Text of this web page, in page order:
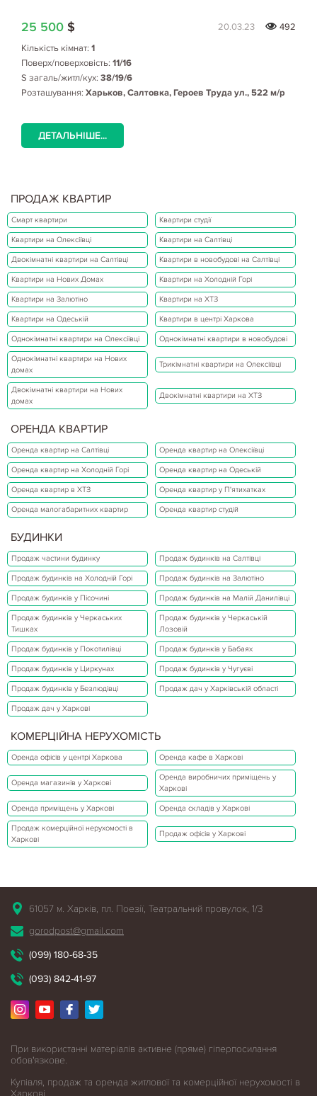
25 500 $ 20.03.23
492
Кількість кімнат: 1
Поверх/поверховість: 11/16
S загаль/житл/кух: 38/19/6
Розташування: Харьков, Салтовка, Героев Труда ул., 522 м/р
ДЕТАЛЬНІШЕ...
ПРОДАЖ КВАРТИР
Смарт квартири Квартири студії
Квартири на Олексіївці Квартири на Салтівці
Двокімнатні квартири на Салтівці Квартири в новобудові на Салтівці
Квартири на Нових Домах Квартири на Холодній Горі
Квартири на Залютіно Квартири на ХТЗ
Квартири на Одеській Квартири в центрі Харкова
Однокімнатні квартири на Олексіївці Однокімнатні квартири в новобудові
Однокімнатні квартири на Нових
домах
Трикімнатні квартири на Олексіївці
Двокімнатні квартири на Нових
домах
Двокімнатні квартири на ХТЗ
ОРЕНДА КВАРТИР
Оренда квартир на Салтівці Оренда квартир на Олексіївці
Оренда квартир на Холодній Горі Оренда квартир на Одеській
Оренда квартир в ХТЗ Оренда квартир у П'ятихатках
Оренда малогабаритних квартир Оренда квартир студій
БУДИНКИ
Продаж частини будинку Продаж будинків на Салтівці
Продаж будинків на Холодній Горі Продаж будинків на Залютіно
Продаж будинків у Пісочині Продаж будинків на Малій Данилівці
Продаж будинків у Черкаських
Тишках
Продаж будинків у Черкаській
Лозовій
Продаж будинків у Покотилівці Продаж будинків у Бабаях
Продаж будинків у Циркунах Продаж будинків у Чугуєві
Продаж будинків у Безлюдівці Продаж дач у Харківській області
Продаж дач у Харкові
КОМЕРЦІЙНА НЕРУХОМІСТЬ
Оренда офісів у центрі Харкова Оренда кафе в Харкові
Оренда магазинів у Харкові
Оренда виробничих приміщень у
Харкові
Оренда приміщень у Харкові Оренда складів у Харкові
Продаж комерційної нерухомості в
Харкові
Продаж офісів у Харкові
61057 м. Харків, пл. Поезії, Театральний провулок, 1/3
gorodpost@gmail.com
(099) 180-68-35
(093) 842-41-97
При використанні матеріалів активне (пряме) гіперпосилання
обов'язкове.
Купівля, продаж та оренда житлової та комерційної нерухомості в
Харкові.